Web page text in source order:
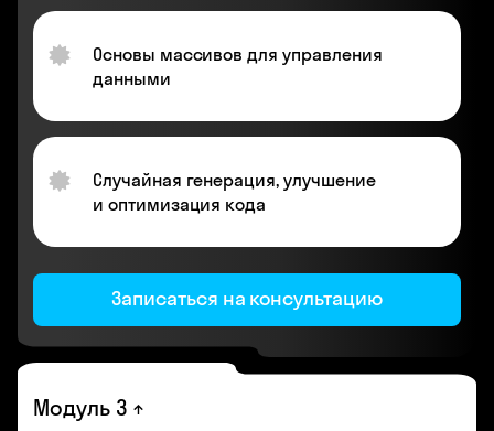
Основы массивов для управления
данными
Случайная генерация, улучшение
и оптимизация кода
Записаться на консультацию
Модуль 3